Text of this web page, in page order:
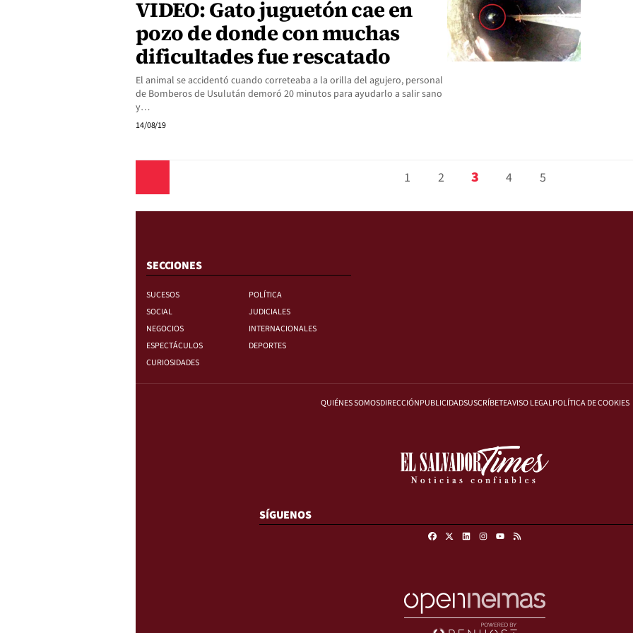
VIDEO: Gato juguetón cae en
pozo de donde con muchas
dificultades fue rescatado
El animal se accidentó cuando correteaba a la orilla del agujero, personal
de Bomberos de Usulután demoró 20 minutos para ayudarlo a salir sano
y…
14/08/19
1 2 3 4 5
SECCIONES
SUCESOS
POLÍTICA
SOCIAL
JUDICIALES
NEGOCIOS
INTERNACIONALES
ESPECTÁCULOS
DEPORTES
CURIOSIDADES
QUIÉNES SOMOSDIRECCIÓNPUBLICIDADSUSCRÍBETEAVISO LEGALPOLÍTICA DE COOKIES
SÍGUENOS
FacebookLinkedinInstagram